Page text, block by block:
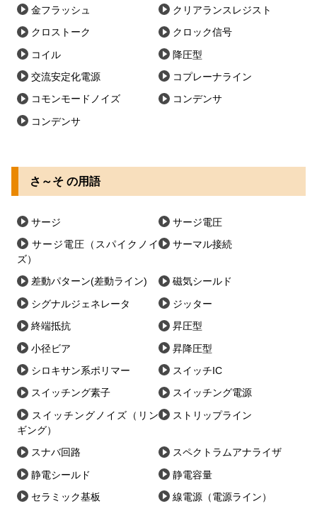
金フラッシュ クリアランスレジスト
クロストーク クロック信号
コイル 降圧型
交流安定化電源 コプレーナライン
コモンモードノイズ コンデンサ
コンデンサ
さ～そ の用語
サージ サージ電圧
サージ電圧（スパイクノイ
ズ）
サーマル接続
差動パターン(差動ライン) 磁気シールド
シグナルジェネレータ ジッター
終端抵抗 昇圧型
小径ビア 昇降圧型
シロキサン系ポリマー スイッチIC
スイッチング素子 スイッチング電源
スイッチングノイズ（リン
ギング）
ストリップライン
スナバ回路 スペクトラムアナライザ
静電シールド 静電容量
セラミック基板 線電源（電源ライン）